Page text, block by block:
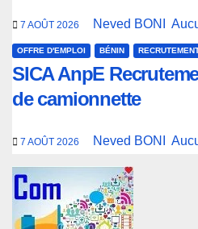
7 AOÛT 2026 Neved BONI
OFFRE D'EMPLOI BÉNIN
SICA AnpE
de camionnette
7 AOÛT 2026 Neved BONI